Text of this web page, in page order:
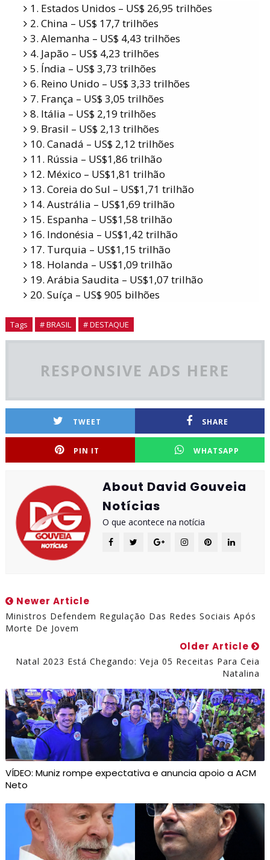
1. Estados Unidos – US$ 26,95 trilhões
2. China – US$ 17,7 trilhões
3. Alemanha – US$ 4,43 trilhões
4. Japão – US$ 4,23 trilhões
5. Índia – US$ 3,73 trilhões
6. Reino Unido – US$ 3,33 trilhões
7. França – US$ 3,05 trilhões
8. Itália – US$ 2,19 trilhões
9. Brasil – US$ 2,13 trilhões
10. Canadá – US$ 2,12 trilhões
11. Rússia – US$1,86 trilhão
12. México – US$1,81 trilhão
13. Coreia do Sul – US$1,71 trilhão
14. Austrália – US$1,69 trilhão
15. Espanha – US$1,58 trilhão
16. Indonésia – US$1,42 trilhão
17. Turquia – US$1,15 trilhão
18. Holanda – US$1,09 trilhão
19. Arábia Saudita – US$1,07 trilhão
20. Suíça – US$ 905 bilhões
Tags # BRASIL # DESTAQUE
RESPONSIVE ADS HERE
TWEET SHARE
PIN IT WHATSAPP
About David Gouveia
Notícias
O que acontece na notícia
Newer Article
Ministros Defendem Regulação Das Redes Sociais Após
Morte De Jovem
Older Article
Natal 2023 Está Chegando: Veja 05 Receitas Para Ceia
Natalina
VÍDEO: Muniz rompe expectativa e anuncia apoio a ACM
Neto